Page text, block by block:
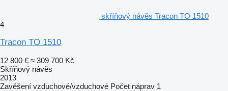
skříňový návěs Tracon TO 1510
4
Tracon TO 1510
12 800 € ≈ 309 700 Kč
Skříňový návěs
2013
Zavěšení vzduchové/vzduchové Počet náprav 1